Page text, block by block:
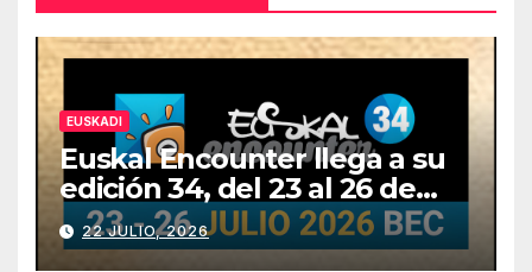
EUSKADI
Euskal Encounter llega a su
edición 34, del 23 al 26 de
julio
22 JULIO, 2026